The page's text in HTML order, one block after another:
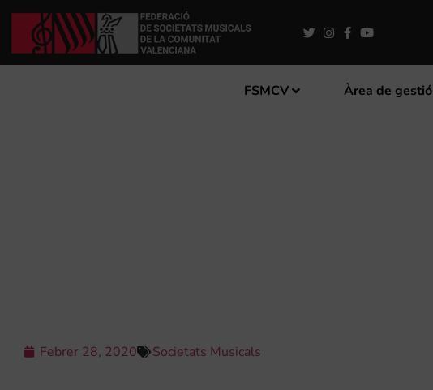
FSMCV Àrea de gestió
Febrer 28, 2020 Societats Musicals